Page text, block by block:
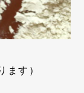
ます）